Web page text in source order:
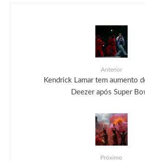
Anterior
Kendrick Lamar tem aumento
Deezer após Super
Próximo